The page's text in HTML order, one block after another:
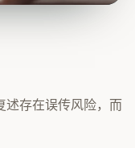
述存在误传风险，而